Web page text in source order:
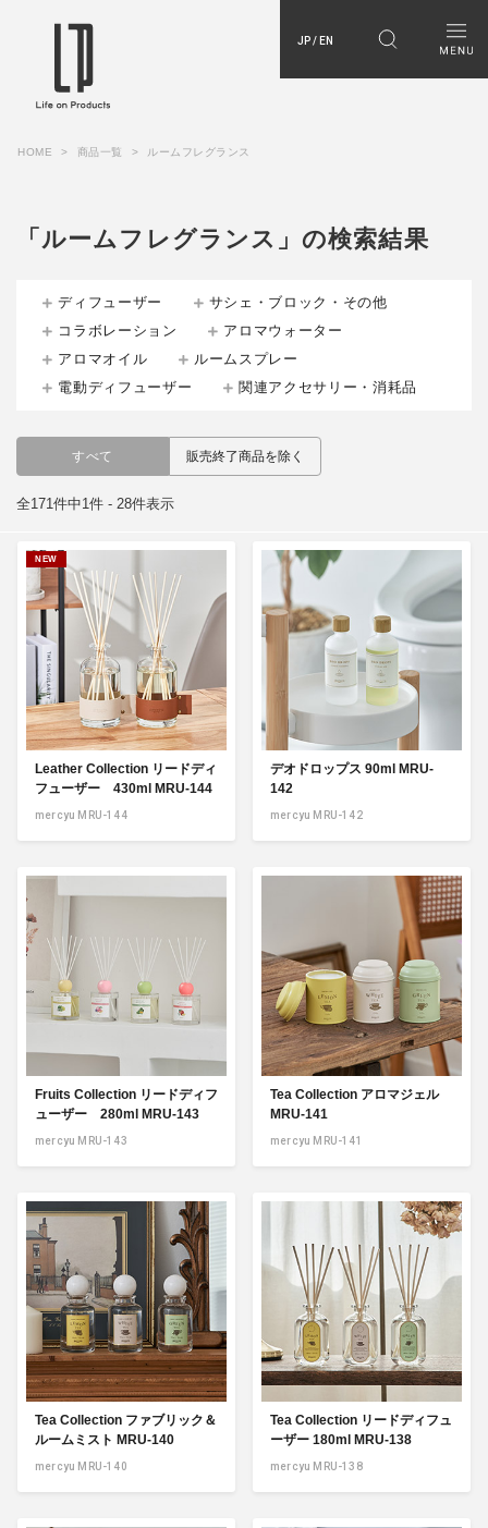
JP / EN
HOME 商品一覧 ルームフレグランス
「ルームフレグランス」の検索結果
ディフューザー
サシェ・ブロック・その他
コラボレーション
アロマウォーター
アロマオイル
ルームスプレー
電動ディフューザー
関連アクセサリー・消耗品
すべて 販売終了商品を除く
全171件中1件 - 28件表示
Leather Collection リードディ
フューザー 430ml MRU-144
mercyu MRU-144
NEW
デオドロップス 90ml MRU-
142
mercyu MRU-142
Fruits Collection リードディフ
ューザー 280ml MRU-143
mercyu MRU-143
Tea Collection アロマジェル
MRU-141
mercyu MRU-141
Tea Collection ファブリック＆
ルームミスト MRU-140
mercyu MRU-140
Tea Collection リードディフュ
ーザー 180ml MRU-138
mercyu MRU-138